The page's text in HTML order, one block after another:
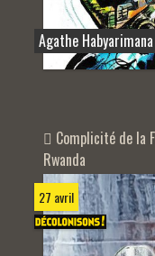
Agathe
Complicité de la
Rwanda
27 avril